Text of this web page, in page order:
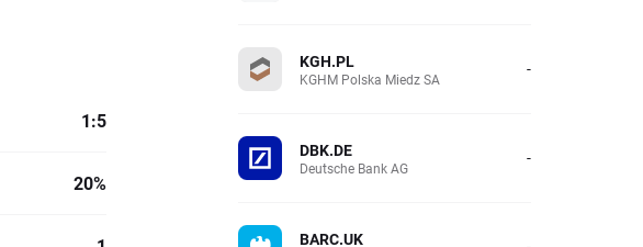
1:5
20%
KGH.PL
KGHM Polska Miedz SA -
DBK.DE
Deutsche Bank AG -
BARC.UK